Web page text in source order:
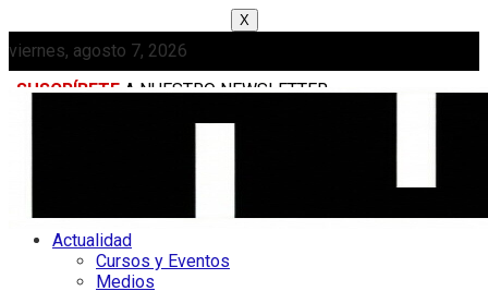
X
viernes, agosto 7, 2026
SUSCRÍBETE A NUESTRO NEWSLETTER
Actualidad
Cursos y Eventos
Medios